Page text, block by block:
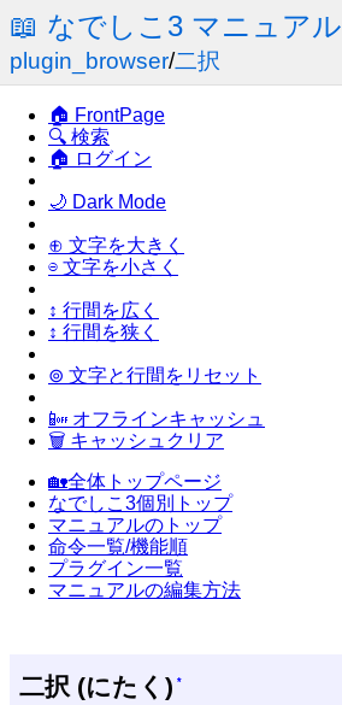
📖 なでしこ3 マニュアル
plugin_browser/二択
🏠 FrontPage
🔍 検索
🏠 ログイン
🌙 Dark Mode
⊕ 文字を大きく
⊖ 文字を小さく
↕ 行間を広く
↕ 行間を狭く
⊚ 文字と行間をリセット
📴 オフラインキャッシュ
🗑 キャッシュクリア
🏡全体トップページ
なでしこ3個別トップ
マニュアルのトップ
命令一覧/機能順
プラグイン一覧
マニュアルの編集方法
二択 (にたく) *